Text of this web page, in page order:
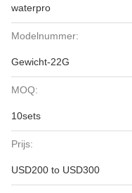
waterpro
Modelnummer:
Gewicht-22G
MOQ:
10sets
Prijs:
USD200 to USD300